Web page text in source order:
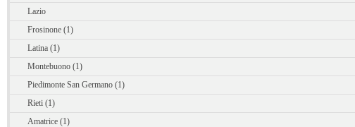
Lazio
Frosinone (1)
Latina (1)
Montebuono (1)
Piedimonte San Germano (1)
Rieti (1)
Amatrice (1)